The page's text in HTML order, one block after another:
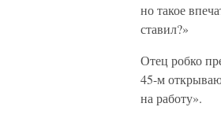
но такое
ставил?»
Отец робко
45-м
на работу».